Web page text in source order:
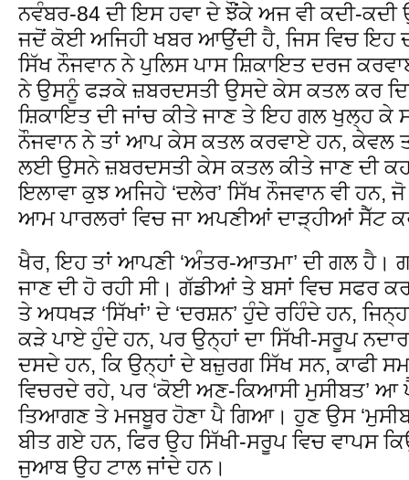
ਨਵੰਬਰ-84 ਦੀ ਇਸ ਹਵਾ ਦੇ ਝੌਂਕੇ ਅਜ ਵੀ ਕਦੀ-ਕਦੀ
ਜਦੋਂ ਕੋਈ ਅਜਿਹੀ ਖਬਰ ਆਉਂਦੀ ਹੈ, ਜਿਸ ਵਿਚ ਇਹ
ਸਿੱਖ ਨੌਜਵਾਨ ਨੇ ਪੁਲਿਸ ਪਾਸ ਸ਼ਿਕਾਇਤ ਦਰਜ
ਨੇ ਉਸਨੂੰ ਫੜਕੇ ਜ਼ਬਰਦਸਤੀ ਉਸਦੇ ਕੇਸ ਕਤਲ ਕਰ
ਸ਼ਿਕਾਇਤ ਦੀ ਜਾਂਚ ਕੀਤੇ ਜਾਣ ਤੇ ਇਹ ਗਲ ਖੁਲ੍ਹ ਕੇ
ਨੌਜਵਾਨ ਨੇ ਤਾਂ ਆਪ ਕੇਸ ਕਤਲ ਕਰਵਾਏ ਹਨ, ਕੇਵਲ
ਲਈ ਉਸਨੇ ਜ਼ਬਰਦਸਤੀ ਕੇਸ ਕਤਲ ਕੀਤੇ ਜਾਣ ਦੀ
ਇਲਾਵਾ ਕੁਝ ਅਜਿਹੇ ‘ਦਲੇਰ’ ਸਿੱਖ ਨੌਜਵਾਨ ਵੀ ਹਨ,
ਆਮ ਪਾਰਲਰਾਂ ਵਿਚ ਜਾ ਅਪਣੀਆਂ ਦਾੜ੍ਹੀਆਂ ਸੈੱਟ
ਖੈਰ, ਇਹ ਤਾਂ ਆਪਣੀ ‘ਅੰਤਰ-ਆਤਮਾ’ ਦੀ ਗਲ ਹੈ।
ਜਾਣ ਦੀ ਹੋ ਰਹੀ ਸੀ। ਗੱਡੀਆਂ ਤੇ ਬਸਾਂ ਵਿਚ ਸਫਰ
ਤੇ ਅਧਖੜ ‘ਸਿੱਖਾਂ’ ਦੇ ‘ਦਰਸ਼ਨ’ ਹੁੰਦੇ ਰਹਿੰਦੇ ਹਨ,
ਕੜੇ ਪਾਏ ਹੁੰਦੇ ਹਨ, ਪਰ ਉਨ੍ਹਾਂ ਦਾ ਸਿੱਖੀ-ਸਰੂਪ
ਦਸਦੇ ਹਨ, ਕਿ ਉਨ੍ਹਾਂ ਦੇ ਬਜ਼ੁਰਗ ਸਿੱਖ ਸਨ, ਕਾਫੀ
ਵਿਚਰਦੇ ਰਹੇ, ਪਰ ‘ਕੋਈ ਅਣ-ਕਿਆਸੀ ਮੁਸੀਬਤ’ ਆ
ਤਿਆਗਣ ਤੇ ਮਜਬੂਰ ਹੋਣਾ ਪੈ ਗਿਆ। ਹੁਣ ਉਸ
ਬੀਤ ਗਏ ਹਨ, ਫਿਰ ਉਹ ਸਿੱਖੀ-ਸਰੂਪ ਵਿਚ
ਜੁਆਬ ਉਹ ਟਾਲ ਜਾਂਦੇ ਹਨ।